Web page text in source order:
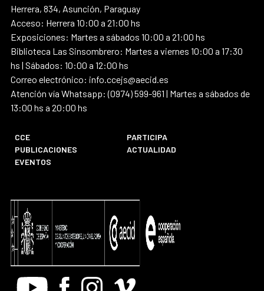
Herrera, 834, Asunción, Paraguay
Acceso: Herrera 10:00 a 21:00 hs
Exposiciones: Martes a sábados 10:00 a 21:00 hs
Biblioteca Las Sinsombrero: Martes a viernes 10:00 a 17:30
hs | Sábados: 10:00 a 12:00 hs
Correo electrónico: info.ccejs@aecid.es
Atención vía Whatsapp: (0974) 599-961 | Martes a sábados de
13:00 hs a 20:00 hs
CCE
PARTICIPA
PUBLICACIONES
ACTUALIDAD
EVENTOS
Youtube FacebookInstagram
Vimeo